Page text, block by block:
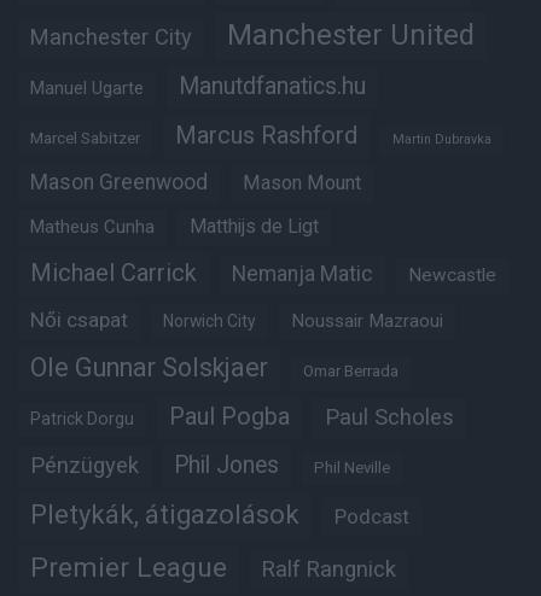
Manchester City Manchester United
Manuel Ugarte Manutdfanatics.hu
Marcel Sabitzer Marcus Rashford Martin Dubravka
Mason Greenwood Mason Mount
Matheus Cunha Matthijs de Ligt
Michael Carrick Nemanja Matic Newcastle
Női csapat Norwich City Noussair Mazraoui
Ole Gunnar Solskjaer Omar Berrada
Patrick Dorgu Paul Pogba Paul Scholes
Pénzügyek Phil Jones Phil Neville
Pletykák, átigazolások Podcast
Premier League Ralf Rangnick